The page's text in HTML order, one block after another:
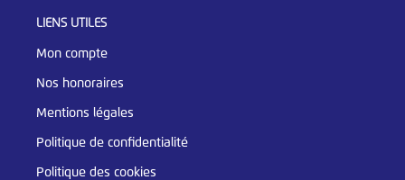
LIENS UTILES
Mon compte
Nos honoraires
Mentions légales
Politique de confidentialité
Politique des cookies